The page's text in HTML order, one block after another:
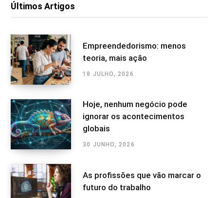
Últimos Artigos
Empreendedorismo: menos
teoria, mais ação
18 JULHO, 2026
Hoje, nenhum negócio pode
ignorar os acontecimentos
globais
30 JUNHO, 2026
As profissões que vão marcar o
futuro do trabalho